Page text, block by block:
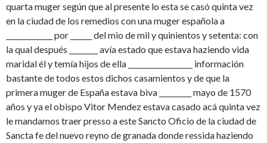
quarta muger según que al presente lo esta se casó quinta vez
en la ciudad de los remedios con una muger española a
_____________ por ______ del mio de mil y quinientos y setenta: con
la qual después ________ avía estado que estava haziendo vida
maridal él y temía hijos de ella __________________ información
bastante de todos estos dichos casamientos y de que la
primera muger de España estava biva _________ mayo de 1570
años y ya el obispo Vitor Mendez estava casado acá quinta vez
le mandamos traer presso a este Sancto Oficio de la ciudad de
Sancta fe del nuevo reyno de granada donde ressida haziendo